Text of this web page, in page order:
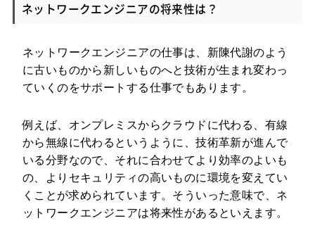
ネットワークエンジニアの将来性は？
ネットワークエンジニアの仕事は、新陳代謝のよう
に古いものから新しいものへと技術が生まれ変わっ
ていくのをサポートする仕事でもあります。
例えば、オンプレミスからクラウドに代わる、有線
から無線に代わるというように、技術革新が進んで
いる分野なので、それに合わせてより効率のよいも
の、よりセキュリティの高いものに環境を変えてい
くことが求められています。そういった意味で、ネ
ットワークエンジニアは将来性があるといえます。